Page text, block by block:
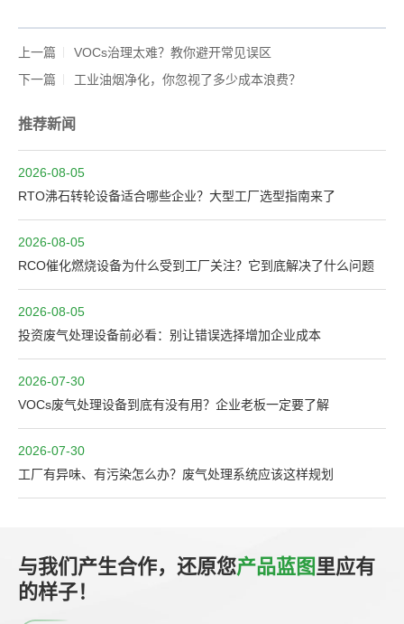
上一篇
VOCs治理太难？教你避开常见误区
下一篇
工业油烟净化，你忽视了多少成本浪费？
推荐新闻
2026-08-05
RTO沸石转轮设备适合哪些企业？大型工厂选型指南来了
2026-08-05
RCO催化燃烧设备为什么受到工厂关注？它到底解决了什么问题
2026-08-05
投资废气处理设备前必看：别让错误选择增加企业成本
2026-07-30
VOCs废气处理设备到底有没有用？企业老板一定要了解
2026-07-30
工厂有异味、有污染怎么办？废气处理系统应该这样规划
与我们产生合作，还原您产品蓝图里应有
的样子！